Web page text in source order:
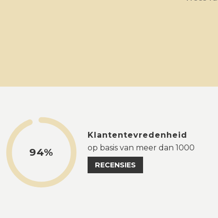
94%
Klantentevredenheid
op basis van meer dan 1000
RECENSIES